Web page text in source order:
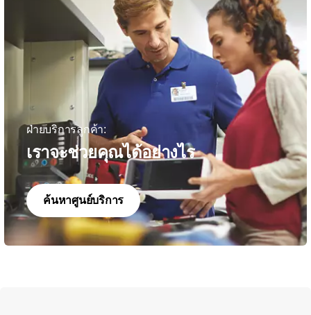
ฝ่ายบริการลูกค้า:
เราจะช่วยคุณได้อย่างไร
ค้นหาศูนย์บริการ